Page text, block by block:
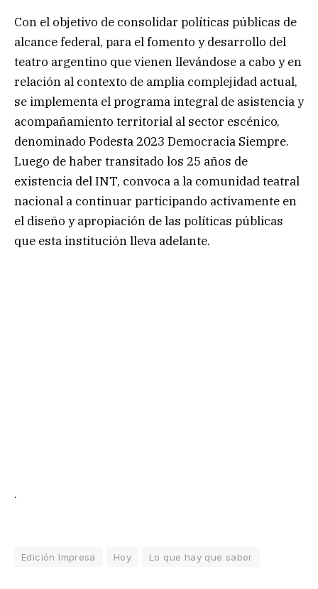
Con el objetivo de consolidar políticas públicas de
alcance federal, para el fomento y desarrollo del
teatro argentino que vienen llevándose a cabo y en
relación al contexto de amplia complejidad actual,
se implementa el programa integral de asistencia y
acompañamiento territorial al sector escénico,
denominado Podesta 2023 Democracia Siempre.
Luego de haber transitado los 25 años de
existencia del INT, convoca a la comunidad teatral
nacional a continuar participando activamente en
el diseño y apropiación de las políticas públicas
que esta institución lleva adelante.
.
Edición Impresa Hoy Lo que hay que saber